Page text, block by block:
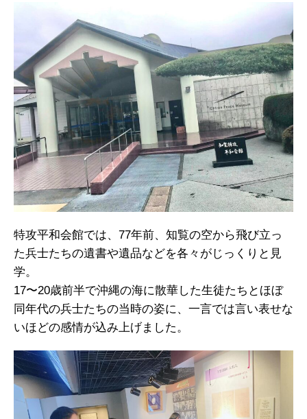
特攻平和会館では、77年前、知覧の空から飛び立っ
た兵士たちの遺書や遺品などを各々がじっくりと見
学。
17〜20歳前半で沖縄の海に散華した生徒たちとほぼ
同年代の兵士たちの当時の姿に、一言では言い表せな
いほどの感情が込み上げました。